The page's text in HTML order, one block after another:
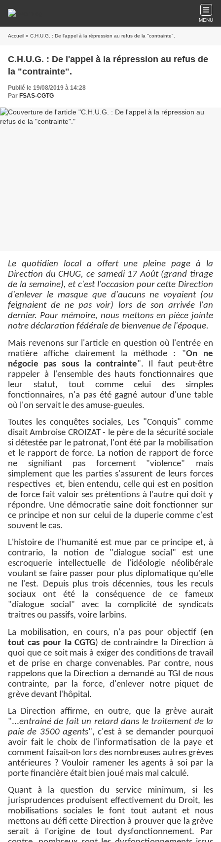
MENU
Accueil » C.H.U.G. : De l'appel à la répression au refus de la "contrainte".
C.H.U.G. : De l'appel à la répression au refus de
la "contrainte".
Publié le 19/08/2019 à 14:28
Par FSAS-CGTG
Le quotidien local a offert une pleine page à la
Direction du CHUG, ce samedi 17 Août (grand tirage
de la semaine), et c'est l'occasion pour cette Direction
d'enlever le masque que d'aucuns ne voyaient (ou
feignaient de ne pas voir) lors de son arrivée l'an
dernier. Pour mémoire, nous mettons en pièce jointe
notre déclaration fédérale de bienvenue de l'époque.
Mais revenons sur l'article en question où l'entrée en
matière affiche clairement la méthode : "On ne
négocie pas sous la contrainte". Il faut peut-être
rappeler à l'ensemble des hauts fonctionnaires que
leur statut, tout comme celui des simples
fonctionnaires, n'a pas été gagné autour d'une table
où l'on servait le des amuse-gueules.
Toutes les conquêtes sociales, Les "Conquis" comme
disait Ambroise CROIZAT - le père de la sécurité sociale
si détestée par le patronat, l'ont été par la mobilisation
et le rapport de force. La notion de rapport de force
ne signifiant pas forcement "violence" mais
simplement que les parties s'assurent de leurs forces
respectives et, bien entendu, celle qui est en position
de force fait valoir ses prétentions à l'autre qui doit y
répondre. Une démocratie saine doit fonctionner sur
ce principe et non sur celui de la duperie comme c'est
souvent le cas.
L'histoire de l'humanité est mue par ce principe et, à
contrario, la notion de "dialogue social" est une
escroquerie intellectuelle de l'idéologie néolibérale
voulant se faire passer pour plus diplomatique qu'elle
ne l'est. Depuis plus trois décennies, tous les reculs
sociaux ont été la conséquence de ce fameux
"dialogue social" avec la complicité de syndicats
traitres ou passifs, voire larbins.
La mobilisation, en cours, n'a pas pour objectif (en
tout cas pour la CGTG) de contraindre la Direction à
quoi que ce soit mais à exiger des conditions de travail
et de prise en charge convenables. Par contre, nous
rappelons que la Direction a demandé au TGI de nous
contrainte, par la force, d'enlever notre piquet de
grève devant l'hôpital.
La Direction affirme, en outre, que la grève aurait
"...entrainé de fait un retard dans le traitement de la
paie de 3500 agents", c'est à se demander pourquoi
avoir fait le choix de l'informatisation de la paye et
comment faisait-on lors des nombreuses autres grèves
antérieures ? Vouloir ramener les agents à soi par la
porte financière était bien joué mais mal calculé.
Quant à la question du service minimum, si les
jurisprudences produisent effectivement du Droit, les
mobilisations sociales le font tout autant et nous
mettons au défi cette Direction à prouver que la grève
serait à l'origine de tout dysfonctionnement. Par